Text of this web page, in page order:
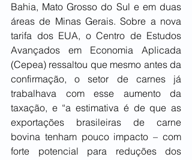
Bahia, Mato Grosso do Sul e em duas
áreas de Minas Gerais. Sobre a nova
tarifa dos EUA, o Centro de Estudos
Avançados em Economia Aplicada
(Cepea) ressaltou que mesmo antes da
confirmação, o setor de carnes já
trabalhava com esse aumento da
taxação, e “a estimativa é de que as
exportações brasileiras de carne
bovina tenham pouco impacto – com
forte potencial para reduções dos